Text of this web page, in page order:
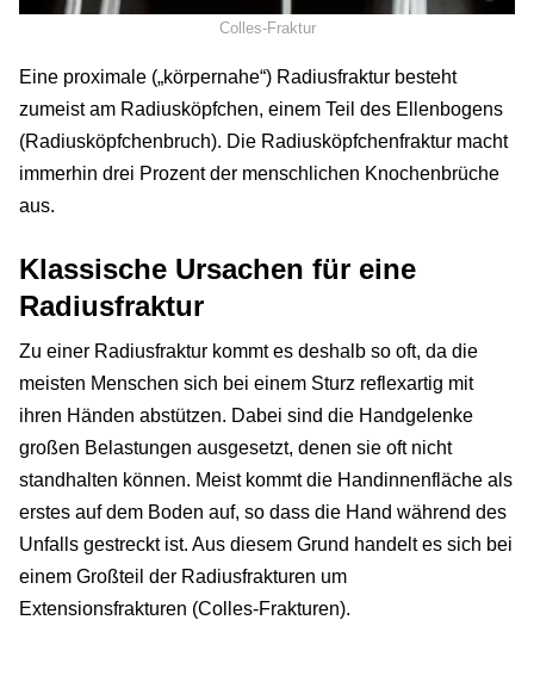
Colles-Fraktur
Eine proximale („körpernahe“) Radiusfraktur besteht
zumeist am Radiusköpfchen, einem Teil des Ellenbogens
(Radiusköpfchenbruch). Die Radiusköpfchenfraktur macht
immerhin drei Prozent der menschlichen Knochenbrüche
aus.
Klassische Ursachen für eine
Radiusfraktur
Zu einer Radiusfraktur kommt es deshalb so oft, da die
meisten Menschen sich bei einem Sturz reflexartig mit
ihren Händen abstützen. Dabei sind die Handgelenke
großen Belastungen ausgesetzt, denen sie oft nicht
standhalten können. Meist kommt die Handinnenfläche als
erstes auf dem Boden auf, so dass die Hand während des
Unfalls gestreckt ist. Aus diesem Grund handelt es sich bei
einem Großteil der Radiusfrakturen um
Extensionsfrakturen (Colles-Frakturen).